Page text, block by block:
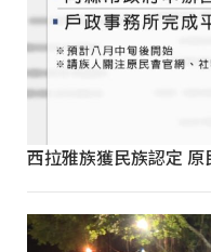
西拉雅族獲民族認定